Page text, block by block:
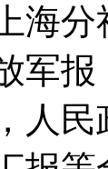
海
军
人